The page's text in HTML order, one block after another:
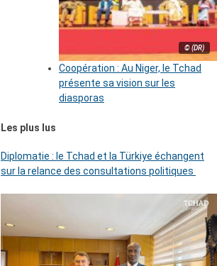
© (DR)
Coopération : Au Niger, le Tchad
présente sa vision sur les
diasporas
Les plus lus
Diplomatie : le Tchad et la Türkiye échangent
sur la relance des consultations politiques